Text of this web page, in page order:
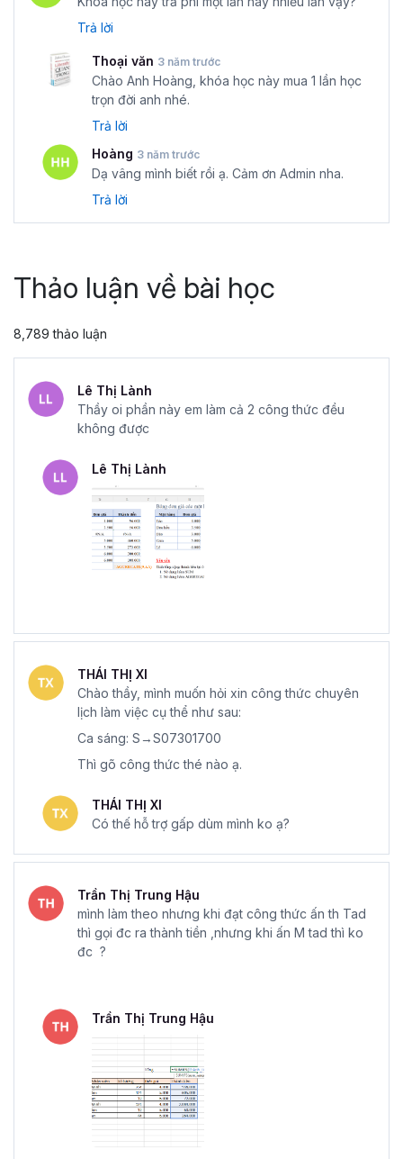
Trả lời
Thoại văn 3 năm trước
Chào Anh Hoàng, khóa học này mua 1 lần học
trọn đời anh nhé.
Trả lời
Hoàng 3 năm trước
Dạ vâng mình biết rồi ạ. Cảm ơn Admin nha.
Trả lời
Thảo luận về bài học
8,789 thảo luận
Lê Thị Lành
Thầy oi phần này em làm cả 2 công thức đều
không được
Lê Thị Lành
THÁI THỊ XI
Chào thầy, mình muốn hỏi xin công thức chuyên
lịch làm việc cụ thể như sau:
Ca sáng: S→S07301700
Thì gõ công thức thé nào ạ.
THÁI THỊ XI
Có thế hỗ trợ gấp dùm mình ko ạ?
Trần Thị Trung Hậu
mình làm theo nhưng khi đạt công thức ấn th Tad
thì gọi đc ra thành tiền ,nhưng khi ấn M tad thì ko
đc ?
Trần Thị Trung Hậu